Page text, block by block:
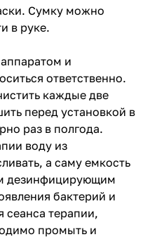
Сумку можно
в руке.
и
ответственно.
каждые две
перед установкой в
раз в полгода.
воду из
а саму емкость
дезинфицирующим
бактерий и
сеанса терапии,
промыть и